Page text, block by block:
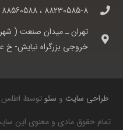
88230585-8 ، 88560588 ، 88560628
تهران ـ ميدان صنعت (
خروجی بزرگراه نيايش- خ
طراحی سایت و سئوتوسط
تمام حقوق مادی و معنوی این